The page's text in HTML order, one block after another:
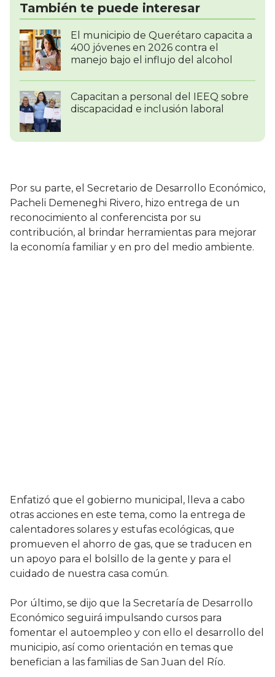
También te puede interesar
El municipio de Querétaro capacita a
400 jóvenes en 2026 contra el
manejo bajo el influjo del alcohol
Capacitan a personal del IEEQ sobre
discapacidad e inclusión laboral
Por su parte, el Secretario de Desarrollo Económico,
Pacheli Demeneghi Rivero, hizo entrega de un
reconocimiento al conferencista por su
contribución, al brindar herramientas para mejorar
la economía familiar y en pro del medio ambiente.
Enfatizó que el gobierno municipal, lleva a cabo
otras acciones en este tema, como la entrega de
calentadores solares y estufas ecológicas, que
promueven el ahorro de gas, que se traducen en
un apoyo para el bolsillo de la gente y para el
cuidado de nuestra casa común.
Por último, se dijo que la Secretaría de Desarrollo
Económico seguirá impulsando cursos para
fomentar el autoempleo y con ello el desarrollo del
municipio, así como orientación en temas que
benefician a las familias de San Juan del Río.